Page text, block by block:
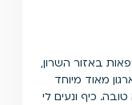
באזור השרון,
מאוד מיוחד
כיף ונעים לי